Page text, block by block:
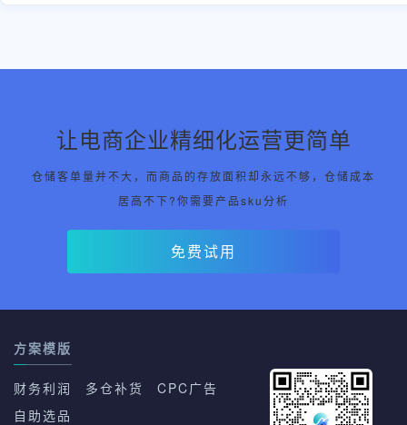
让电商企业精细化运营更简单
仓储客单量并不大，而商品的存放面积却永远不够，仓储成本
居高不下?你需要产品sku分析
免费试用
方案模版
财务利润 多仓补货
CPC广告
自助选品